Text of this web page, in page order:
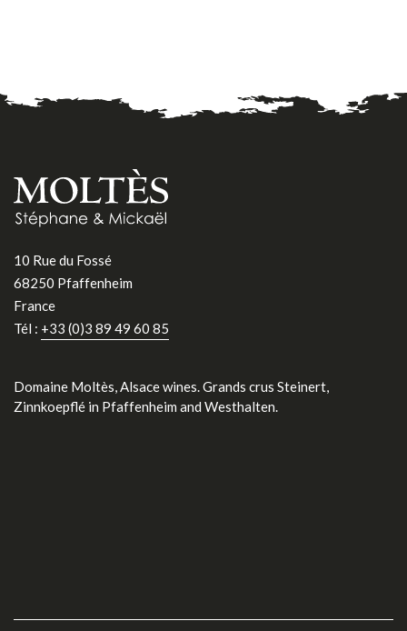
10 Rue du Fossé
68250 Pfaffenheim
France
Tél : +33 (0)3 89 49 60 85
Domaine Moltès, Alsace wines. Grands crus Steinert,
Zinnkoepflé in Pfaffenheim and Westhalten.